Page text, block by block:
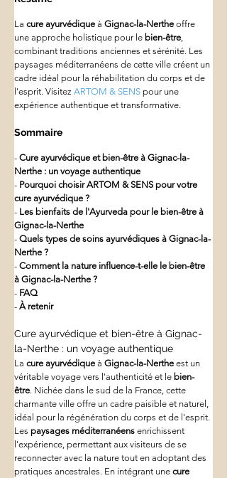
La cure ayurvédique à Gignac-la-Nerthe offre
une approche holistique pour le bien-être,
combinant traditions anciennes et sérénité. Les
paysages méditerranéens de cette ville créent un
cadre idéal pour la réhabilitation du corps et de
l'esprit. Visitez ARTOM & SENS pour une
expérience authentique et transformative.
Sommaire
- Cure ayurvédique et bien-être à Gignac-la-
Nerthe : un voyage authentique
- Pourquoi choisir ARTOM & SENS pour votre
cure ayurvédique ?
- Les bienfaits de l'Ayurveda pour le bien-être à
Gignac-la-Nerthe
- Quels types de soins ayurvédiques à Gignac-la-
Nerthe ?
- Comment la nature influence-t-elle le bien-être
à Gignac-la-Nerthe ?
- FAQ
- À retenir
Cure ayurvédique et bien-être à Gignac-
la-Nerthe : un voyage authentique
La cure ayurvédique à Gignac-la-Nerthe est un
véritable voyage vers l'authenticité et le bien-
être. Nichée dans le sud de la France, cette
charmante ville offre un cadre paisible et naturel,
idéal pour la régénération du corps et de l'esprit.
Les paysages méditerranéens enrichissent
l'expérience, permettant aux visiteurs de se
reconnecter avec la nature tout en adoptant des
pratiques ancestrales. En intégrant une cure